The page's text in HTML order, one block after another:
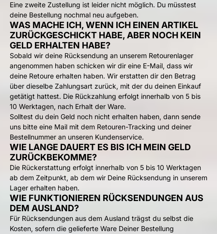
Eine zweite Zustellung ist leider nicht möglich. Du müsstest
deine Bestellung nochmal neu aufgeben.
WAS MACHE ICH, WENN ICH EINEN ARTIKEL
ZURÜCKGESCHICKT HABE, ABER NOCH KEIN
GELD ERHALTEN HABE?
Sobald wir deine Rücksendung an unserem Retourenlager
angenommen haben schicken wir dir eine E-Mail, dass wir
deine Retoure erhalten haben. Wir erstatten dir den Betrag
über dieselbe Zahlungsart zurück, mit der du deinen Einkauf
getätigt hattest. Die Rückzahlung erfolgt innerhalb von 5 bis
10 Werktagen, nach Erhalt der Ware.
Solltest du dein Geld noch nicht erhalten haben, dann sende
uns bitte eine Mail mit dem Retouren-Tracking und deiner
Bestellnummer an unseren Kundenservice.
WIE LANGE DAUERT ES BIS ICH MEIN GELD
ZURÜCKBEKOMME?
Die Rückerstattung erfolgt innerhalb von 5 bis 10 Werktagen
ab dem Zeitpunkt, ab dem wir Deine Rücksendung in unserem
Lager erhalten haben.
WIE FUNKTIONIEREN RÜCKSENDUNGEN AUS
DEM AUSLAND?
Für Rücksendungen aus dem Ausland trägst du selbst die
Kosten, sofern die gelieferte Ware Deiner Bestellung